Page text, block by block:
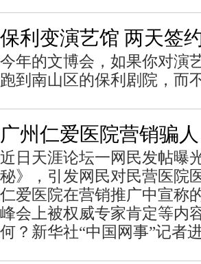
保利变演艺馆 两天签
今年的文博会，如果你对演
跑到南山区的保利剧院，而
广州仁爱医院营销骗
近日天涯论坛一网民发帖曝
秘》，引发网民对民营医院
仁爱医院在营销推广中宣称
峰会上被权威专家肯定等内
何？新华社“中国网事”记者